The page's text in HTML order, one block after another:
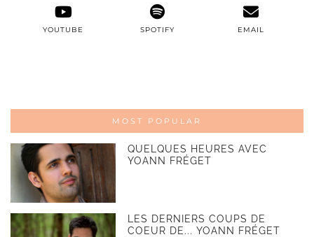
YOUTUBE SPOTIFY EMAIL
MOST POPULAR
QUELQUES HEURES AVEC
YOANN FRÉGET
LES DERNIERS COUPS DE
COEUR DE... YOANN FRÉGET